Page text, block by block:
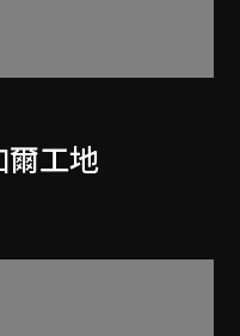
爾工地